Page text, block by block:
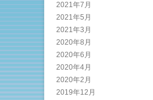
2021年7月
2021年5月
2021年3月
2020年8月
2020年6月
2020年4月
2020年2月
2019年12月